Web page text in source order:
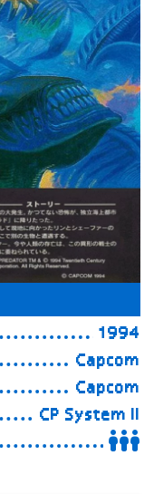
1994
Capcom
Capcom
CP System II